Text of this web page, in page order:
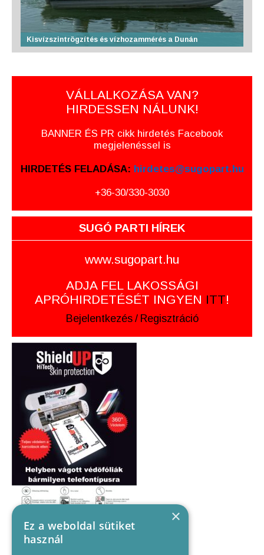
Kisvízszintrögzítés és vízhozammérés a Dunán
VÁLLALKOZÁSA VAN?
HIRDESSEN NÁLUNK!
BANNER ÉS PR cikk hirdetés Facebook
megjelenéssel is
HIRDETÉS FELADÁSA: hirdetes@sugopart.hu
+36-30/330-3030
SUGÓ PARTI HÍREK
www.sugopart.hu
ADJA FEL LAKOSSÁGI
APRÓHIRDETÉSÉT INGYEN ITT!
Bejelentkezés / Regisztráció
×
Ez a weboldal sütiket
használ